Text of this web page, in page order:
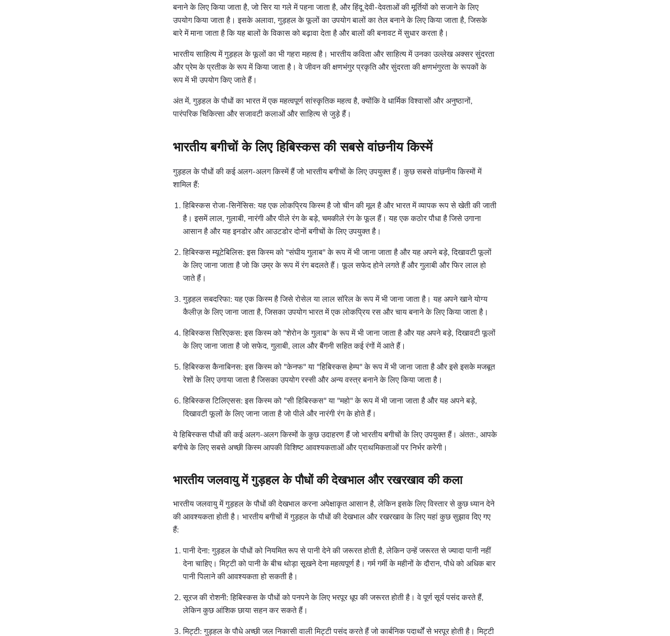
बनाने के लिए किया जाता है, जो सिर या गले में पहना जाता है, और हिंदू देवी-देवताओं की मूर्तियों को सजाने के लिए
उपयोग किया जाता है। इसके अलावा, गुड़हल के फूलों का उपयोग बालों का तेल बनाने के लिए किया जाता है, जिसके
बारे में माना जाता है कि यह बालों के विकास को बढ़ावा देता है और बालों की बनावट में सुधार करता है।
भारतीय साहित्य में गुड़हल के फूलों का भी गहरा महत्व है। भारतीय कविता और साहित्य में उनका उल्लेख अक्सर सुंदरता
और प्रेम के प्रतीक के रूप में किया जाता है। वे जीवन की क्षणभंगुर प्रकृति और सुंदरता की क्षणभंगुरता के रूपकों के
रूप में भी उपयोग किए जाते हैं।
अंत में, गुड़हल के पौधों का भारत में एक महत्वपूर्ण सांस्कृतिक महत्व है, क्योंकि वे धार्मिक विश्वासों और अनुष्ठानों,
पारंपरिक चिकित्सा और सजावटी कलाओं और साहित्य से जुड़े हैं।
भारतीय बगीचों के लिए हिबिस्कस की सबसे वांछनीय किस्में
गुड़हल के पौधों की कई अलग-अलग किस्में हैं जो भारतीय बगीचों के लिए उपयुक्त हैं। कुछ सबसे वांछनीय किस्मों में
शामिल हैं:
हिबिस्कस रोजा-सिनेंसिस: यह एक लोकप्रिय किस्म है जो चीन की मूल है और भारत में व्यापक रूप से खेती की जाती
है। इसमें लाल, गुलाबी, नारंगी और पीले रंग के बड़े, चमकीले रंग के फूल हैं। यह एक कठोर पौधा है जिसे उगाना
आसान है और यह इनडोर और आउटडोर दोनों बगीचों के लिए उपयुक्त है।
हिबिस्कस म्यूटेबिलिस: इस किस्म को "संघीय गुलाब" के रूप में भी जाना जाता है और यह अपने बड़े, दिखावटी फूलों
के लिए जाना जाता है जो कि उम्र के रूप में रंग बदलते हैं। फूल सफेद होने लगते हैं और गुलाबी और फिर लाल हो
जाते हैं।
गुड़हल सबदरिफा: यह एक किस्म है जिसे रोसेल या लाल सॉरेल के रूप में भी जाना जाता है। यह अपने खाने योग्य
कैलीज़ के लिए जाना जाता है, जिसका उपयोग भारत में एक लोकप्रिय रस और चाय बनाने के लिए किया जाता है।
हिबिस्कस सिरिएकस: इस किस्म को "शेरोन के गुलाब" के रूप में भी जाना जाता है और यह अपने बड़े, दिखावटी फूलों
के लिए जाना जाता है जो सफेद, गुलाबी, लाल और बैंगनी सहित कई रंगों में आते हैं।
हिबिस्कस कैनाबिनस: इस किस्म को "केनफ" या "हिबिस्कस हेम्प" के रूप में भी जाना जाता है और इसे इसके मजबूत
रेशों के लिए उगाया जाता है जिसका उपयोग रस्सी और अन्य वस्त्र बनाने के लिए किया जाता है।
हिबिस्कस टिलिएसस: इस किस्म को "सी हिबिस्कस" या "महो" के रूप में भी जाना जाता है और यह अपने बड़े,
दिखावटी फूलों के लिए जाना जाता है जो पीले और नारंगी रंग के होते हैं।
ये हिबिस्कस पौधों की कई अलग-अलग किस्मों के कुछ उदाहरण हैं जो भारतीय बगीचों के लिए उपयुक्त हैं। अंततः, आपके
बगीचे के लिए सबसे अच्छी किस्म आपकी विशिष्ट आवश्यकताओं और प्राथमिकताओं पर निर्भर करेगी।
भारतीय जलवायु में गुड़हल के पौधों की देखभाल और रखरखाव की कला
भारतीय जलवायु में गुड़हल के पौधों की देखभाल करना अपेक्षाकृत आसान है, लेकिन इसके लिए विस्तार से कुछ ध्यान देने
की आवश्यकता होती है। भारतीय बगीचों में गुड़हल के पौधों की देखभाल और रखरखाव के लिए यहां कुछ सुझाव दिए गए
हैं:
पानी देना: गुड़हल के पौधों को नियमित रूप से पानी देने की जरूरत होती है, लेकिन उन्हें जरूरत से ज्यादा पानी नहीं
देना चाहिए। मिट्टी को पानी के बीच थोड़ा सूखने देना महत्वपूर्ण है। गर्म गर्मी के महीनों के दौरान, पौधे को अधिक बार
पानी पिलाने की आवश्यकता हो सकती है।
सूरज की रोशनी: हिबिस्कस के पौधों को पनपने के लिए भरपूर धूप की जरूरत होती है। वे पूर्ण सूर्य पसंद करते हैं,
लेकिन कुछ आंशिक छाया सहन कर सकते हैं।
मिट्टी: गुड़हल के पौधे अच्छी जल निकासी वाली मिट्टी पसंद करते हैं जो कार्बनिक पदार्थों से भरपूर होती है। मिट्टी